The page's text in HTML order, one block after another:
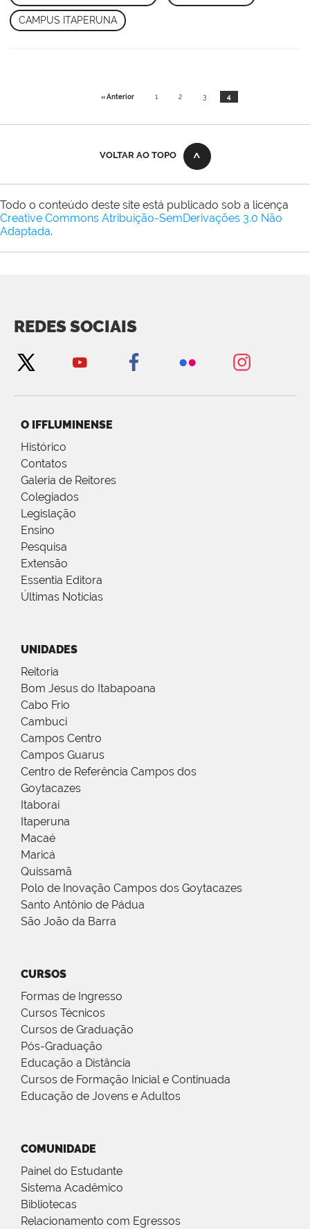
CAMPUS ITAPERUNA
« Anterior 1 2 3 4
VOLTAR AO TOPO
Todo o conteúdo deste site está publicado sob a licença
Creative Commons Atribuição-SemDerivações 3.0 Não
Adaptada.
REDES SOCIAIS
O IFFLUMINENSE
Histórico
Contatos
Galeria de Reitores
Colegiados
Legislação
Ensino
Pesquisa
Extensão
Essentia Editora
Últimas Notícias
UNIDADES
Reitoria
Bom Jesus do Itabapoana
Cabo Frio
Cambuci
Campos Centro
Campos Guarus
Centro de Referência Campos dos
Goytacazes
Itaboraí
Itaperuna
Macaé
Maricá
Quissamã
Polo de Inovação Campos dos Goytacazes
Santo Antônio de Pádua
São João da Barra
CURSOS
Formas de Ingresso
Cursos Técnicos
Cursos de Graduação
Pós-Graduação
Educação a Distância
Cursos de Formação Inicial e Continuada
Educação de Jovens e Adultos
COMUNIDADE
Painel do Estudante
Sistema Acadêmico
Bibliotecas
Relacionamento com Egressos